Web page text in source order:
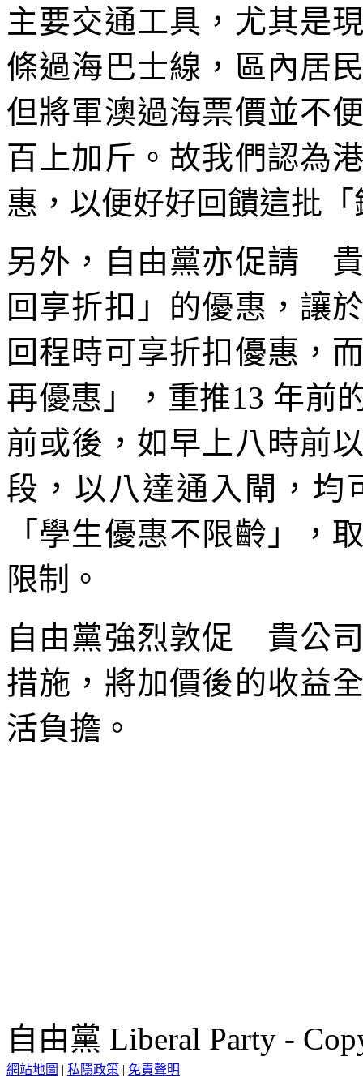
主要交通工具，尤其是
條過海巴士線，區內居
但將軍澳過海票價並不
百上加斤。故我們認為
惠，以便好好回饋這批
另外，自由黨亦促請
回享折扣」的優惠，讓
回程時可享折扣優惠，
再優惠」，重推13 年前
前或後，如早上八時前
段，以八達通入閘，均
「學生優惠不限齡」，
限制。
自由黨強烈敦促 貴公
措施，將加價後的收益
活負擔。
自由黨 Liberal Party -
網站地圖 | 私隱政策 | 免責聲明